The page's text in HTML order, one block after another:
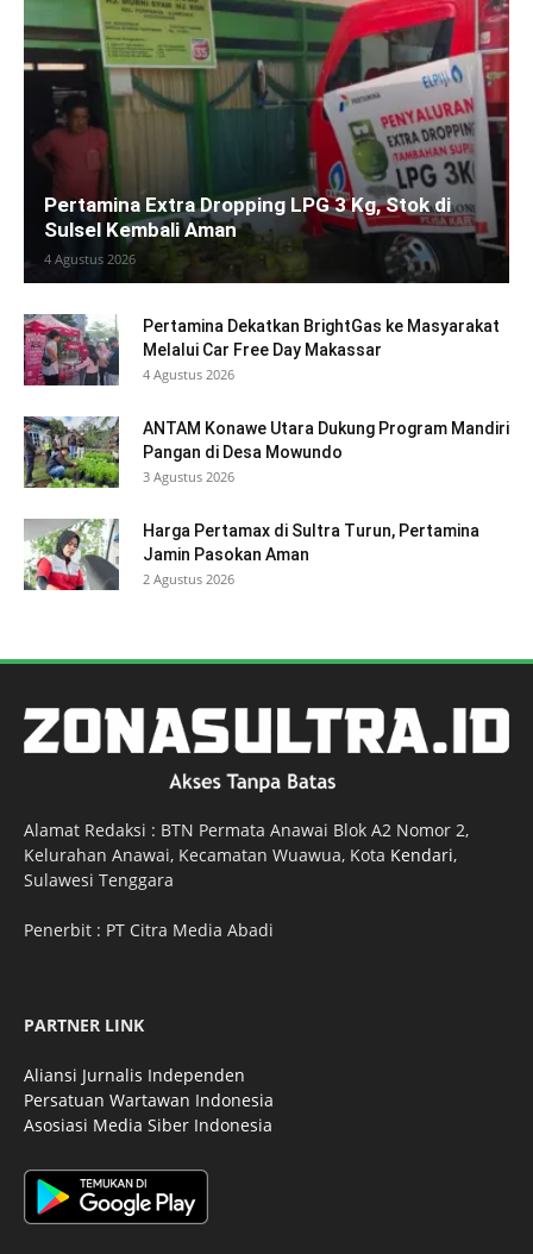
Pertamina Extra Dropping LPG 3 Kg, Stok di
Sulsel Kembali Aman
4 Agustus 2026
Pertamina Dekatkan BrightGas ke Masyarakat
Melalui Car Free Day Makassar
4 Agustus 2026
ANTAM Konawe Utara Dukung Program Mandiri
Pangan di Desa Mowundo
3 Agustus 2026
Harga Pertamax di Sultra Turun, Pertamina
Jamin Pasokan Aman
2 Agustus 2026
Alamat Redaksi : BTN Permata Anawai Blok A2 Nomor 2,
Kelurahan Anawai, Kecamatan Wuawua, Kota Kendari,
Sulawesi Tenggara
Penerbit : PT Citra Media Abadi
PARTNER LINK
Aliansi Jurnalis Independen
Persatuan Wartawan Indonesia
Asosiasi Media Siber Indonesia